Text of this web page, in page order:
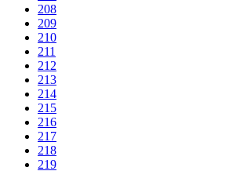
208
209
210
211
212
213
214
215
216
217
218
219